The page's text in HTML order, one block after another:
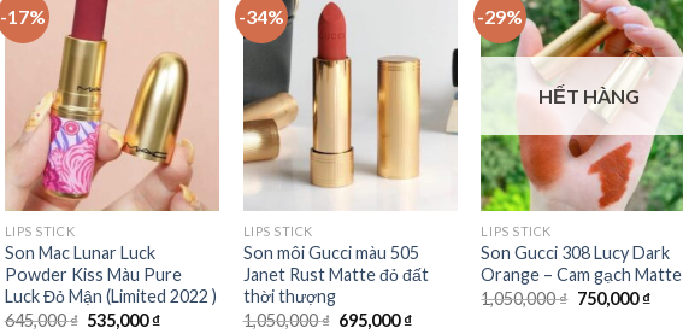
-17%
LIPS STICK
Son Mac Lunar Luck
Powder Kiss Màu Pure
Luck Đỏ Mận (Limited 2022 )
645,000₫ 535,000₫
-34%
LIPS STICK
Son môi Gucci màu 505
Janet Rust Matte đỏ đất
thời thượng
1,050,000₫ 695,000₫
-29%
Add to
Wishlist
HẾT HÀNG
LIPS STICK
Son Gucci 308 Lucy Dark
Orange – Cam gạch Matte
1,050,000₫ 750,000₫